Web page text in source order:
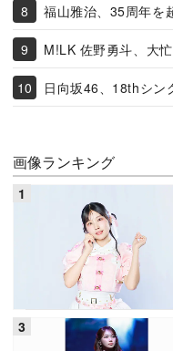
福山雅治、35周年を
M!LK 佐野勇斗、大
日向坂46、18thシン
画像ランキング